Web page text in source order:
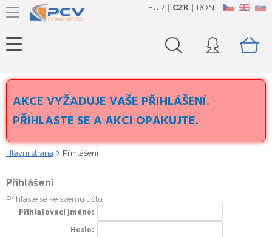
CZ EN SK
EUR CZK RON
AKCE VYŽADUJE VAŠE PŘIHLÁŠENÍ.
PŘIHLASTE SE A AKCI OPAKUJTE.
Hlavní strana Přihlášení
Přihlášení
Přihlaste se ke svému účtu
Přihlašovací jméno
Heslo